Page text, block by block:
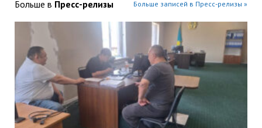
Больше в Пресс-релизы Больше записей в Пресс-релизы »